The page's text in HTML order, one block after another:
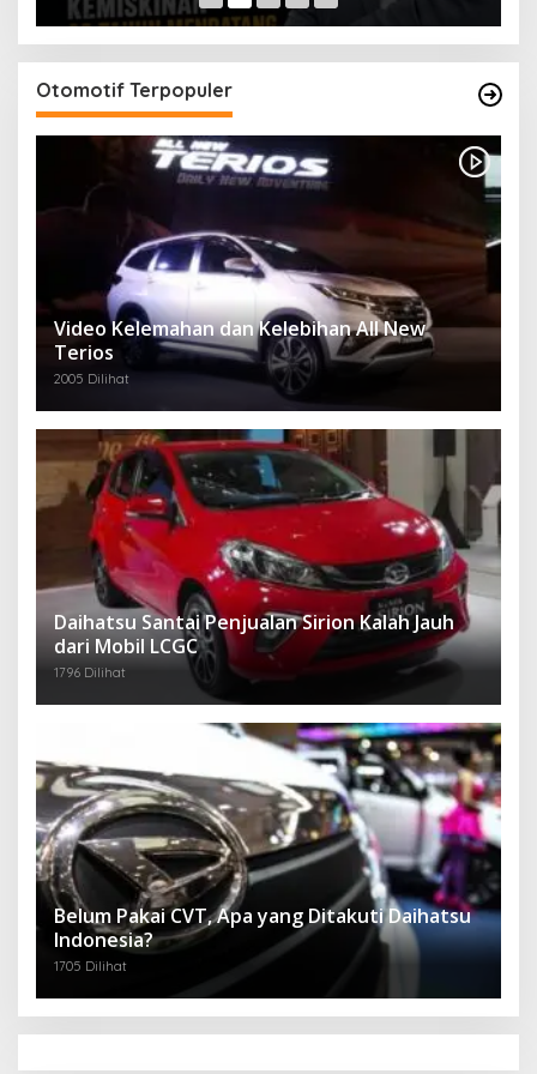
Otomotif Terpopuler
Video Kelemahan dan Kelebihan All New
Terios
2005 Dilihat
Daihatsu Santai Penjualan Sirion Kalah Jauh
dari Mobil LCGC
1796 Dilihat
Belum Pakai CVT, Apa yang Ditakuti Daihatsu
Indonesia?
1705 Dilihat